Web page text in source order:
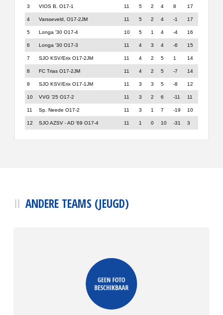
3 VIOS B. O17-1 11 5 2 4 8 17
4 Varsseveld, O17-2JM 11 5 2 4 -1 17
5 Longa '30 O17-4 10 5 1 4 -4 16
6 Longa '30 O17-3 11 4 3 4 -6 15
7 SJO KSV/Erix O17-2JM 11 4 2 5 1 14
8 FC Trias O17-2JM 11 4 2 5 -7 14
9 SJO KSV/Erix O17-1JM 11 3 3 5 -8 12
10 VVG '25 O17-2 11 3 2 6 -11 11
11 Sp. Neede O17-2 11 3 1 7 -19 10
12 SJO AZSV - AD '69 O17-4 11 1 0 10 -31 3
ANDERE TEAMS (JEUGD)